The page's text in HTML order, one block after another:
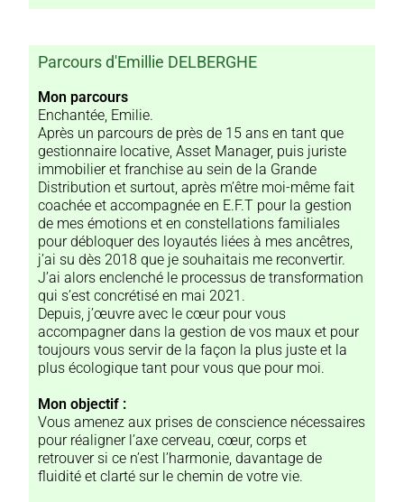
Parcours d'Emillie DELBERGHE
Mon parcours
Enchantée, Emilie.
Après un parcours de près de 15 ans en tant que
gestionnaire locative, Asset Manager, puis juriste
immobilier et franchise au sein de la Grande
Distribution et surtout, après m’être moi-même fait
coachée et accompagnée en E.F.T pour la gestion
de mes émotions et en constellations familiales
pour débloquer des loyautés liées à mes ancêtres,
j’ai su dès 2018 que je souhaitais me reconvertir.
J’ai alors enclenché le processus de transformation
qui s’est concrétisé en mai 2021.
Depuis, j’œuvre avec le cœur pour vous
accompagner dans la gestion de vos maux et pour
toujours vous servir de la façon la plus juste et la
plus écologique tant pour vous que pour moi.
Mon objectif :
Vous amenez aux prises de conscience nécessaires
pour réaligner l’axe cerveau, cœur, corps et
retrouver si ce n’est l’harmonie, davantage de
fluidité et clarté sur le chemin de votre vie.